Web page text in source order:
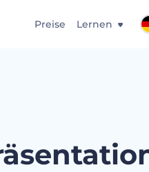
Preise Lernen